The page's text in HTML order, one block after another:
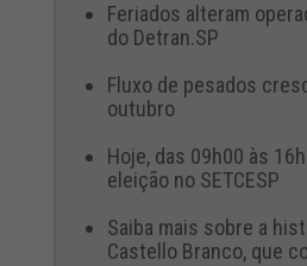
Feriados alteram
do Detran.SP
Fluxo de pesados
outubro
Hoje, das 09h00 às
eleição no SETCESP
Saiba mais sobre a
Castello Branco, que